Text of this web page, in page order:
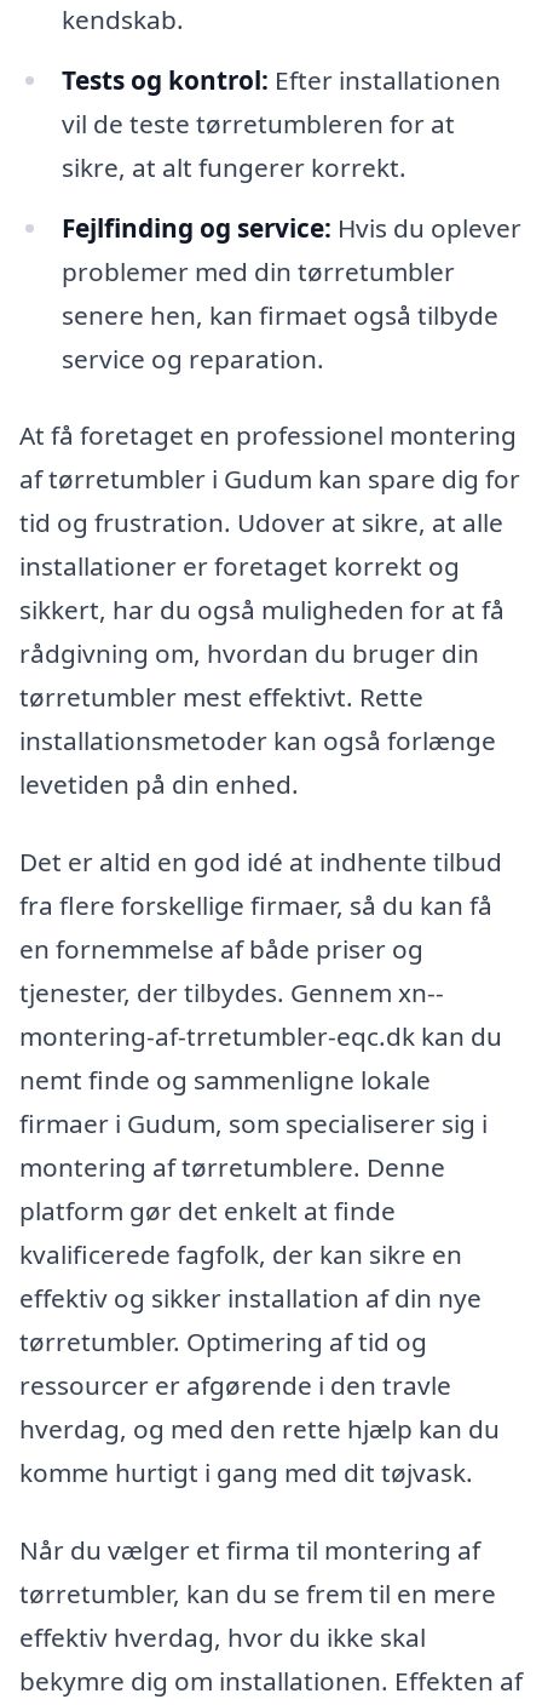
kendskab.
Tests og kontrol: Efter installationen
vil de teste tørretumbleren for at
sikre, at alt fungerer korrekt.
Fejlfinding og service: Hvis du oplever
problemer med din tørretumbler
senere hen, kan firmaet også tilbyde
service og reparation.
At få foretaget en professionel montering
af tørretumbler i Gudum kan spare dig for
tid og frustration. Udover at sikre, at alle
installationer er foretaget korrekt og
sikkert, har du også muligheden for at få
rådgivning om, hvordan du bruger din
tørretumbler mest effektivt. Rette
installationsmetoder kan også forlænge
levetiden på din enhed.
Det er altid en god idé at indhente tilbud
fra flere forskellige firmaer, så du kan få
en fornemmelse af både priser og
tjenester, der tilbydes. Gennem xn--
montering-af-trretumbler-eqc.dk kan du
nemt finde og sammenligne lokale
firmaer i Gudum, som specialiserer sig i
montering af tørretumblere. Denne
platform gør det enkelt at finde
kvalificerede fagfolk, der kan sikre en
effektiv og sikker installation af din nye
tørretumbler. Optimering af tid og
ressourcer er afgørende i den travle
hverdag, og med den rette hjælp kan du
komme hurtigt i gang med dit tøjvask.
Når du vælger et firma til montering af
tørretumbler, kan du se frem til en mere
effektiv hverdag, hvor du ikke skal
bekymre dig om installationen. Effekten af